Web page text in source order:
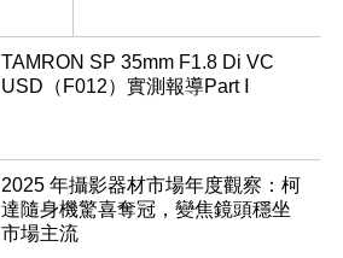
TAMRON SP 35mm F1.8 Di VC
USD（F012）實測報導Part Ⅰ
2025 年攝影器材市場年度觀察：柯
達隨身機驚喜奪冠，變焦鏡頭穩坐
市場主流